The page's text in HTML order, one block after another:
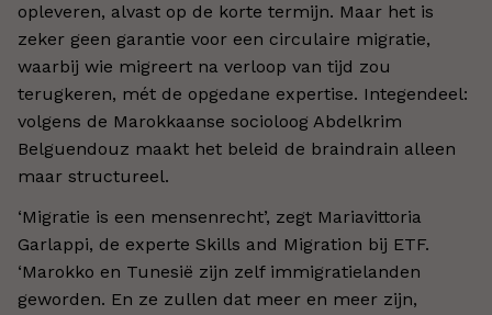
opleveren, alvast op de korte termijn. Maar het is
zeker geen garantie voor een circulaire migratie,
waarbij wie migreert na verloop van tijd zou
terugkeren, mét de opgedane expertise. Integendeel:
volgens de Marokkaanse socioloog Abdelkrim
Belguendouz maakt het beleid de braindrain alleen
maar structureel.
‘Migratie is een mensenrecht’, zegt Mariavittoria
Garlappi, de experte Skills and Migration bij ETF.
‘Marokko en Tunesië zijn zelf immigratielanden
geworden. En ze zullen dat meer en meer zijn,